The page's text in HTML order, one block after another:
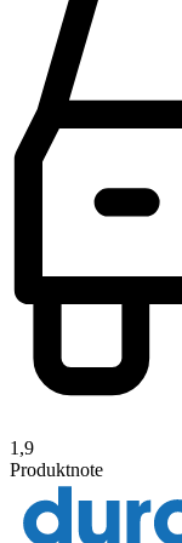
1,9
Produktnote